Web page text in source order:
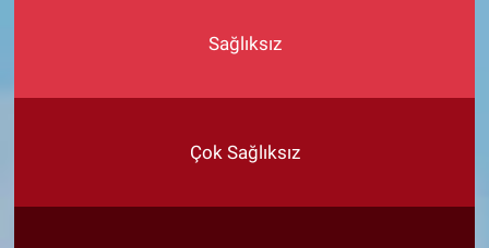
Sağlıksız
Çok Sağlıksız